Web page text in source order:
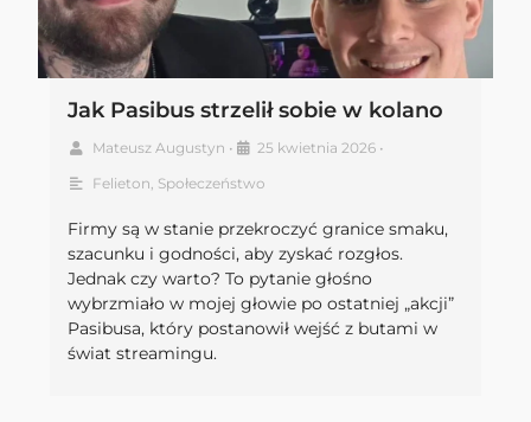
Jak Pasibus strzelił sobie w kolano
Mateusz Augustyn • 25 kwietnia 2026 •
Felieton, Społeczeństwo
Firmy są w stanie przekroczyć granice smaku,
szacunku i godności, aby zyskać rozgłos.
Jednak czy warto? To pytanie głośno
wybrzmiało w mojej głowie po ostatniej „akcji”
Pasibusa, który postanowił wejść z butami w
świat streamingu.